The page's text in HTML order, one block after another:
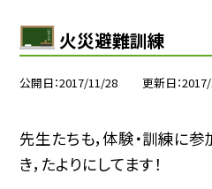
火災避難訓練
公開日 2017/11/28 更新日
先生たちも，体験・訓練に参
き，たよりにしてます！